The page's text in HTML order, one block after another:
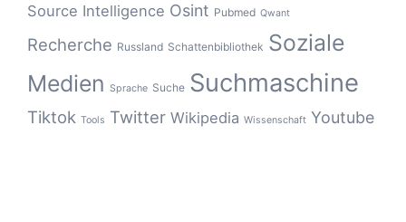
Source Intelligence Osint Pubmed Qwant
Recherche Russland Schattenbibliothek Soziale
Medien Sprache Suche Suchmaschine
Tiktok Tools Twitter Wikipedia Wissenschaft Youtube